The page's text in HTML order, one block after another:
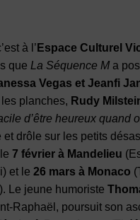
à l’ Espace Culturel
que La Séquence M a
Vegas et Jeanfi
les planches, Rudy
d’être heureux quand
et drôle sur les petits
7 février à Mandelieu
et le 26 mars à Monaco
Le jeune humoriste
Raphaël, poursuit son